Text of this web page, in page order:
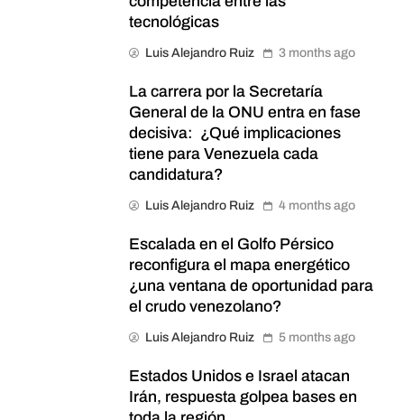
tecnológicas
Luis Alejandro Ruiz 3 months ago
La carrera por la Secretaría
General de la ONU entra en fase
decisiva: ¿Qué implicaciones
tiene para Venezuela cada
candidatura?
Luis Alejandro Ruiz 4 months ago
Escalada en el Golfo Pérsico
reconfigura el mapa energético
¿una ventana de oportunidad para
el crudo venezolano?
Luis Alejandro Ruiz 5 months ago
Estados Unidos e Israel atacan
Irán, respuesta golpea bases en